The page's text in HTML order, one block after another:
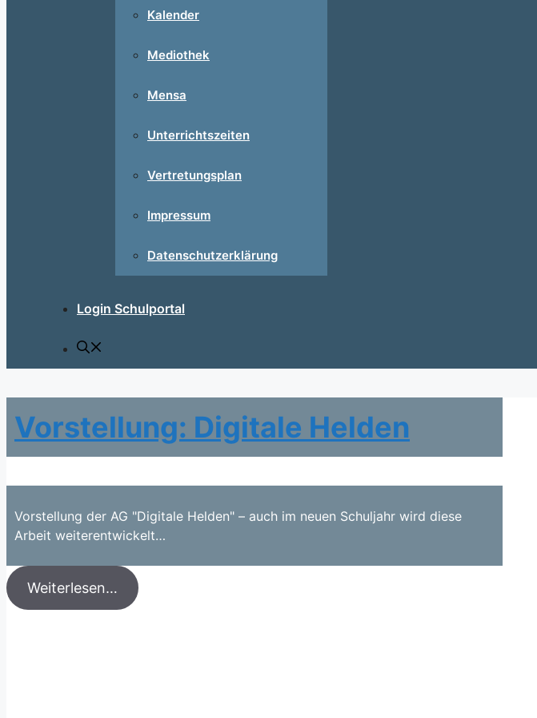
Kalender
Mediothek
Mensa
Unterrichtszeiten
Vertretungsplan
Impressum
Datenschutzerklärung
Login Schulportal
Vorstellung: Digitale Helden
Vorstellung der AG "Digitale Helden" – auch im neuen Schuljahr wird diese
Arbeit weiterentwickelt…
Weiterlesen…